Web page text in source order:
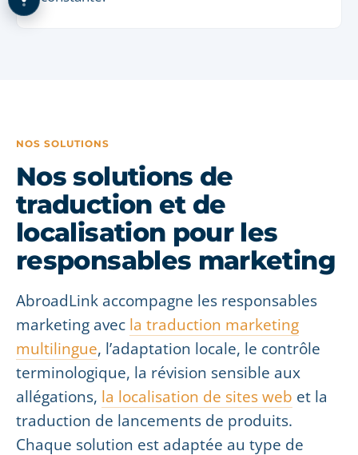
NOS SOLUTIONS
Nos solutions de
traduction et de
localisation pour les
responsables marketing
AbroadLink accompagne les responsables
marketing avec la traduction marketing
multilingue, l’adaptation locale, le contrôle
terminologique, la révision sensible aux
allégations, la localisation de sites web et la
traduction de lancements de produits.
Chaque solution est adaptée au type de